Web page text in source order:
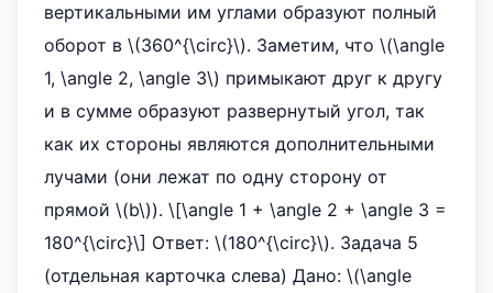
вертикальными им углами образуют полный
оборот в \(360^{\circ}\). Заметим, что \(\angle
1, \angle 2, \angle 3\) примыкают друг к другу
и в сумме образуют развернутый угол, так
как их стороны являются дополнительными
лучами (они лежат по одну сторону от
прямой \(b\)). \[\angle 1 + \angle 2 + \angle 3 =
180^{\circ}\] Ответ: \(180^{\circ}\). Задача 5
(отдельная карточка слева) Дано: \(\angle